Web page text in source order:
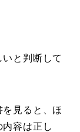
と判断して
見ると、ほ
容は正し